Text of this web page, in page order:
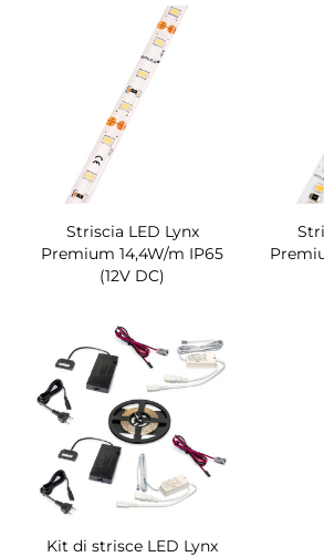
Striscia LED Lynx
Premium 14,4W/m IP65
(12V DC)
Kit di strisce LED Lynx